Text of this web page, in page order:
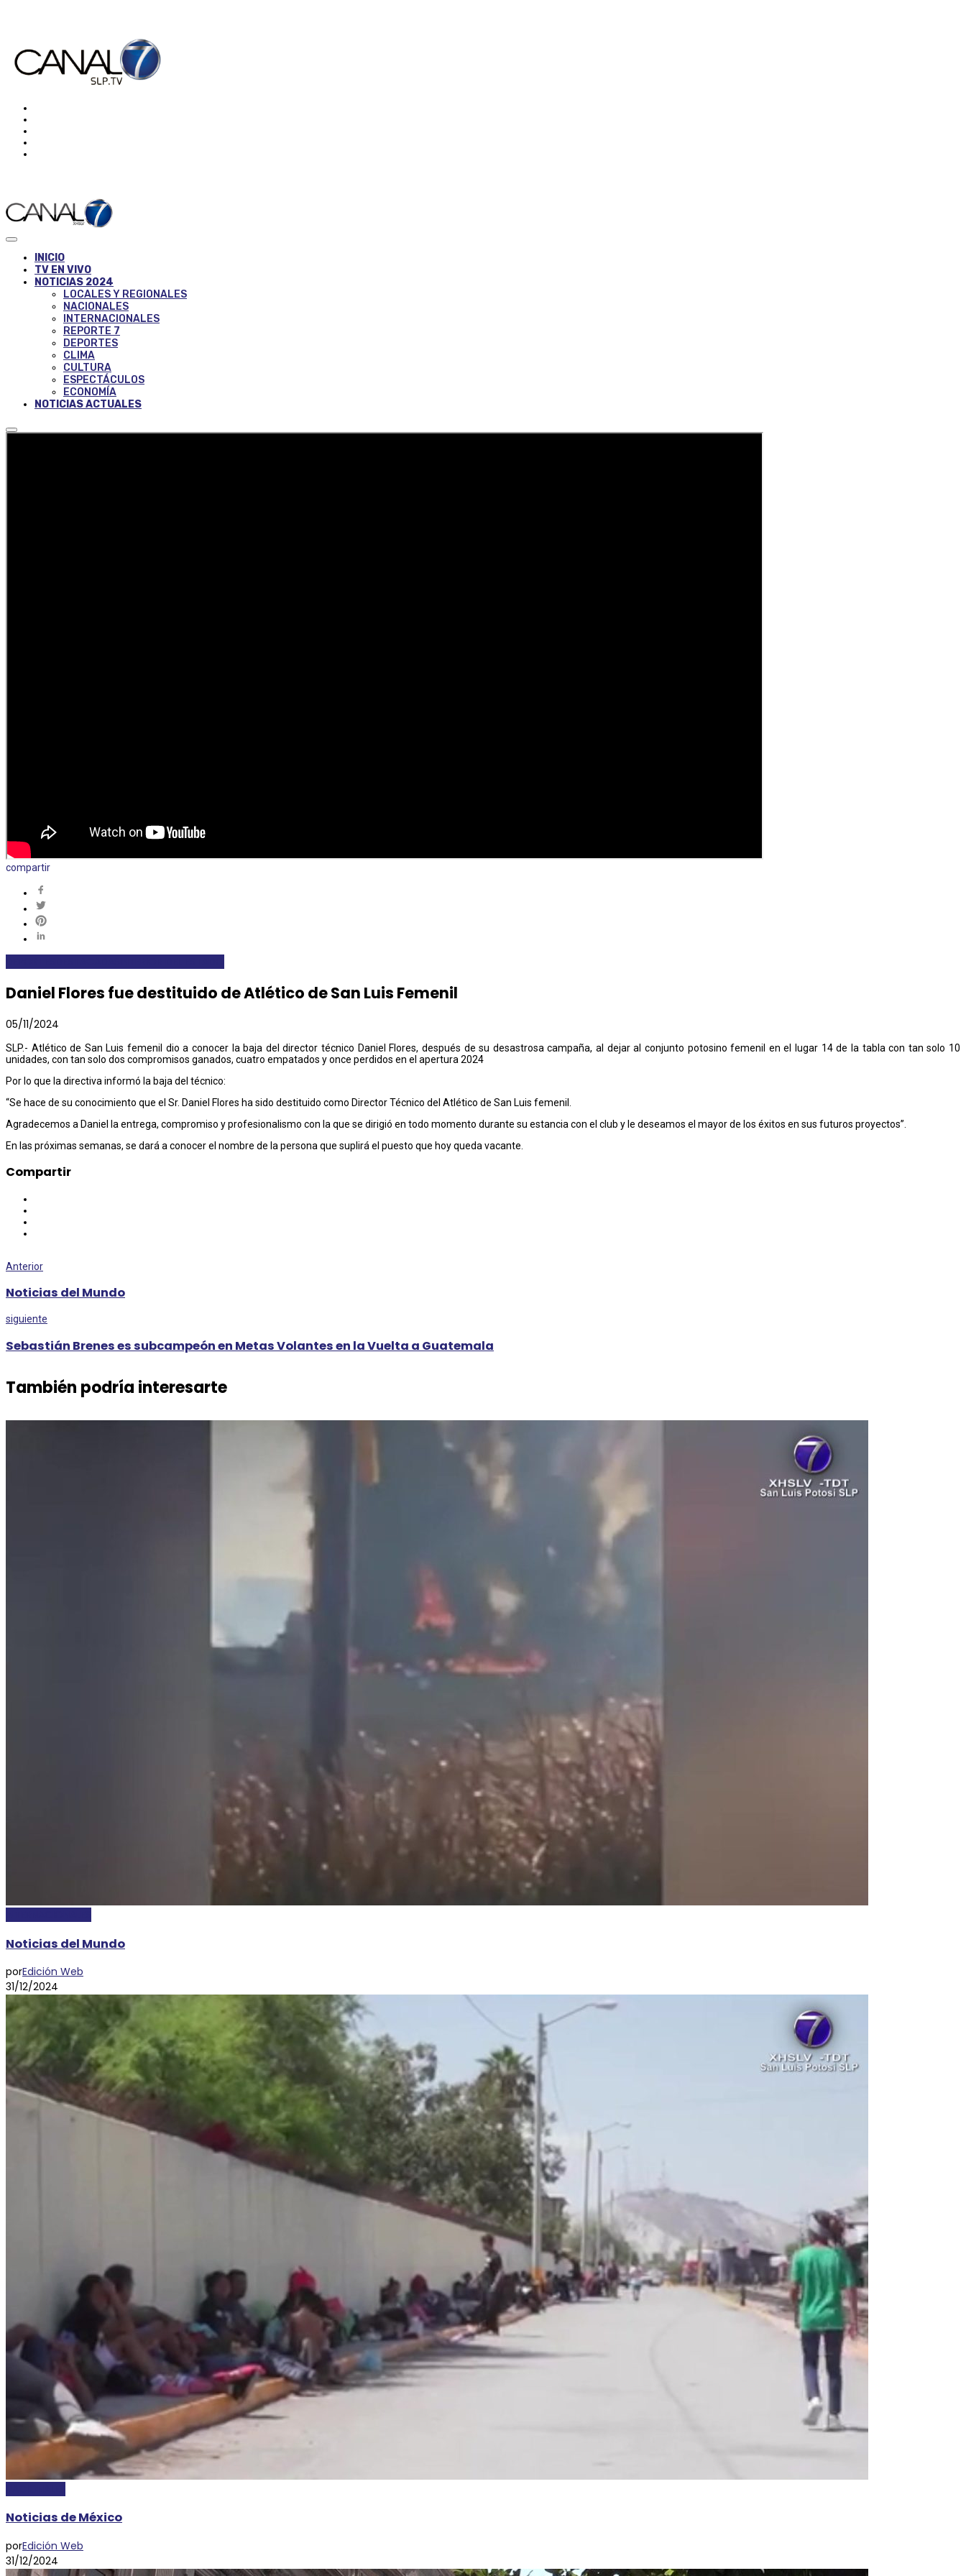
INICIO
TV EN VIVO
NOTICIAS 2024
LOCALES Y REGIONALES
NACIONALES
INTERNACIONALES
REPORTE 7
DEPORTES
CLIMA
CULTURA
ESPECTÁCULOS
ECONOMÍA
NOTICIAS ACTUALES
compartir
Daniel Flores fue destituido de Atlético de San Luis Femenil
05/11/2024
SLP.- Atlético de San Luis femenil dio a conocer la baja del director técnico Daniel Flores, después de su desastrosa campaña, al dejar al conjunto potosino femenil en el lugar 14 de la tabla con tan solo 10
unidades, con tan solo dos compromisos ganados, cuatro empatados y once perdidos en el apertura 2024
Por lo que la directiva informó la baja del técnico:
“Se hace de su conocimiento que el Sr. Daniel Flores ha sido destituido como Director Técnico del Atlético de San Luis femenil.
Agradecemos a Daniel la entrega, compromiso y profesionalismo con la que se dirigió en todo momento durante su estancia con el club y le deseamos el mayor de los éxitos en sus futuros proyectos”.
En las próximas semanas, se dará a conocer el nombre de la persona que suplirá el puesto que hoy queda vacante.
Compartir
Anterior
Noticias del Mundo
siguiente
Sebastián Brenes es subcampeón en Metas Volantes en la Vuelta a Guatemala
También podría interesarte
Noticias del Mundo
porEdición Web
31/12/2024
Noticias de México
porEdición Web
31/12/2024